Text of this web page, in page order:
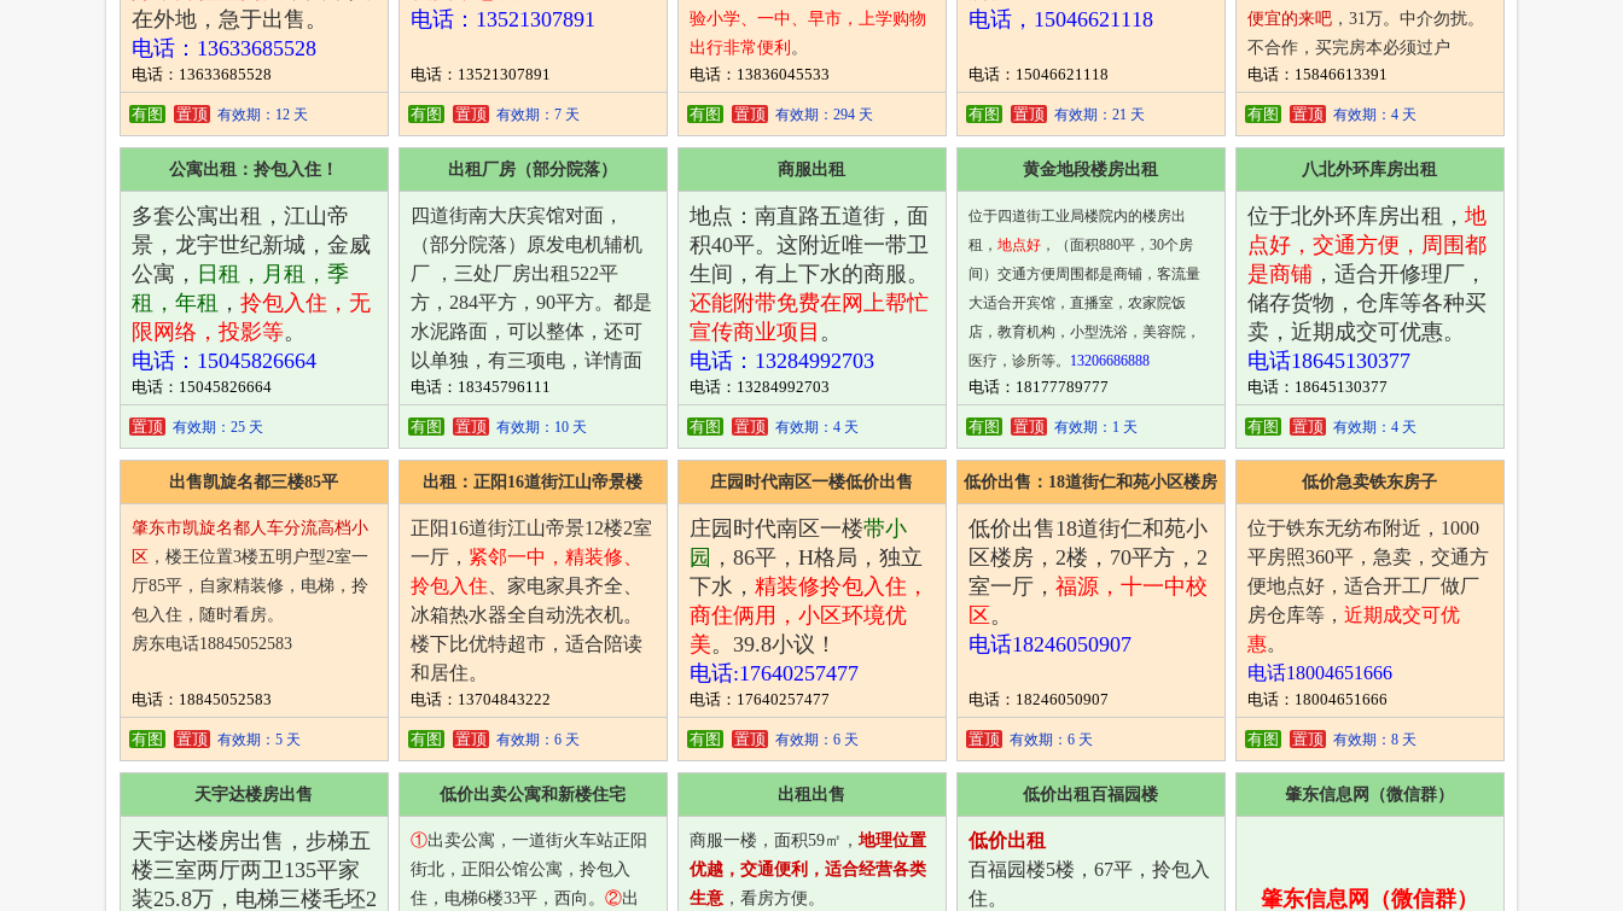
在外地，急于出售。
电话：13633685528
电话：13633685528
有图 置顶 有效期：12 天
电话： 13521307891
电话：13521307891
有图 置顶 有效期：7 天
验小学、一中、早市，上学购物
出行非常便利 。
电话：13836045533
电话：13836045533
有图 置顶 有效期：294 天
电话，15046621118
电话：15046621118
有图 置顶 有效期：21 天
便宜的来吧， 31万。中介勿扰。
不合作，买完房本必须过户
电话：18249121039、
1
电话：15846613391
有图 置顶 有效期：4 天
公寓出租：拎包入住！
多套公寓出租，江山帝
景，龙宇世纪新城，金威
公寓， 日租，月租，季
租，年租 ， 拎包入住，无
限网络，投影等。
电话：15045826664
电话：15045826664
置顶 有效期：25 天
出租厂房（部分院落）
四道街南大庆宾馆对面，
（部分院落）原发电机辅机
厂 ，三处厂房出租522平
方，284平方，90平方。 都是
水泥路面，可以整体，还可
以单独，有三项电，详情面
谈！
电话：18345796111
电话：18345796111
有图 置顶 有效期：10 天
商服出租
地点：南直路五道街，面
积40平。这附近唯一带卫
生间，有上下水的商服。
还能附带免费在网上帮忙
宣传商业项目 。
电话：13284992703
电话：13284992703
有图 置顶 有效期：4 天
黄金地段楼房出租
位于四道街工业局楼院内的楼房出
租， 地点好，（面积880平，30个房
间）交通方便周围都是商铺，客流量
大适合开宾馆，直播室，农家院饭
店，教育机构，小型洗浴，美容院，
医疗，诊所等。
13206686888
电话18177789777
电话：18177789777
有图 置顶 有效期：1 天
八北外环库房出租
位于北外环库房出租， 地
点好，交通方便，周围都
是商铺，适合开修理厂，
储存货物，仓库等各种买
卖，近期成交可优惠。
电话18645130377
电话：18645130377
有图 置顶 有效期：4 天
出售凯旋名都三楼85平
肇东市凯旋名都人车分流高档小
区 ，楼王位置3楼五明户型2室一
厅85平，自家精装修，电梯，拎
包入住，随时看房。
房东电话18845052583
电话：18845052583
有图 置顶 有效期：5 天
出租：正阳16道街江山帝景楼
正阳16道街江山帝景12楼2室
一厅， 紧邻一中，精装修、
拎包入住 、家电家具齐全、
冰箱热水器全自动洗衣机。
楼下比优特超市，适合陪读
和居住。
电话13704843222
电话：13704843222
有图 置顶 有效期：6 天
庄园时代南区一楼低价出售
庄园时代南区一楼带小
园 ，86平，H格局，独立
下水， 精装修拎包入住，
商住俩用，小区环境优
美。39.8小议！
电话:17640257477
电话：17640257477
有图 置顶 有效期：6 天
低价出售：18道街仁和苑小区楼房
低价出售18道街仁和苑小
区楼房，2楼，70平方，2
室一厅， 福源，十一中校
区 。
电话18246050907
电话：18246050907
置顶 有效期：6 天
低价急卖铁东房子
位于铁东无纺布附近，1000
平房照360平，急卖，交通方
便地点好，适合开工厂做厂
房仓库等， 近期成交可优
惠。
电话18004651666
电话：18004651666
有图 置顶 有效期：8 天
天宇达楼房出售
天宇达楼房出售，步梯五
楼三室两厅两卫135平家
装25.8万，电梯三楼毛坯2
低价出卖公寓和新楼住宅
①出卖公寓，一道街火车站正阳
街北，正阳公馆公寓，拎包入
住，电梯6楼33平，西向。 ②出
出租出售
商服一楼，面积59㎡， 地理位置
优越，交通便利，适合经营各类
生意，看房方便。
低价出租百福园楼
低价出租
百福园楼5楼，67平，拎包入
住。
肇东信息网（微信群）
肇东信息网（微信群）